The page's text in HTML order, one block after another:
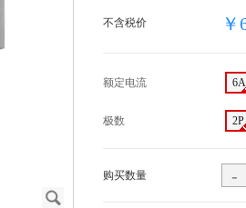
J
不含税价 ￥
额定电流 6A
极数 2P
购买数量 -